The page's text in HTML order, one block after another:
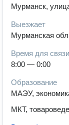
Мурманск,
Выезжает
Мурманская
Время для связи
8:00 — 0:00
Образование
МАЭУ,
МКТ,